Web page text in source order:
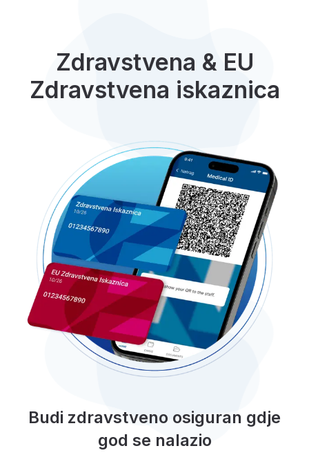
Zdravstvena & EU
Zdravstvena iskaznica
Budi zdravstveno osiguran gdje
god se nalazio